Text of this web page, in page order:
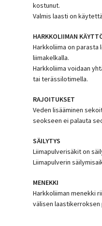
kostunut.
Valmis laasti on
HARKKOLIIMAN
Harkkoliima on
liimakelkalla.
Harkkoliima voidaan
tai terässilotimella.
RAJOITUKSET
Veden lisääminen
seokseen ei palauta
SÄILYTYS
Liimapulverisäkit on
Liimapulverin
MENEKKI
Harkkoliiman menekki
välisen laastikerroksen